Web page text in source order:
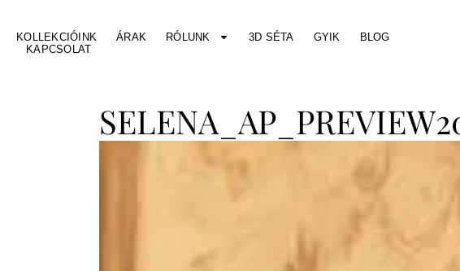
KOLLEKCIÓINK ÁRAK RÓLUNK 3D SÉTA GYIK
BLOG
KAPCSOLAT